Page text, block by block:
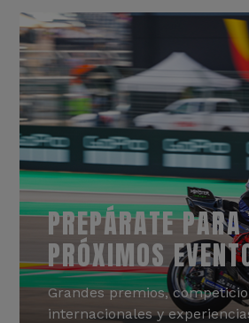
PREPÁRATE
PRÓXIMOS
Grandes premios,
internacionales y